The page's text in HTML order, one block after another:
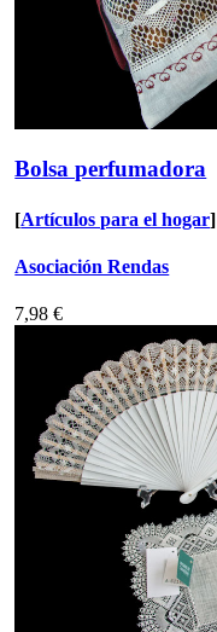
Bolsa perfumadora
[Artículos para el hogar]
Asociación Rendas
7,98 €